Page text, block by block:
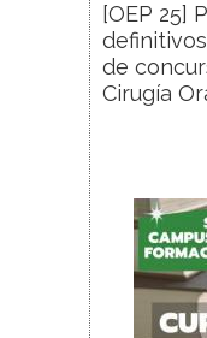
[OEP 25]
de
Cirugía